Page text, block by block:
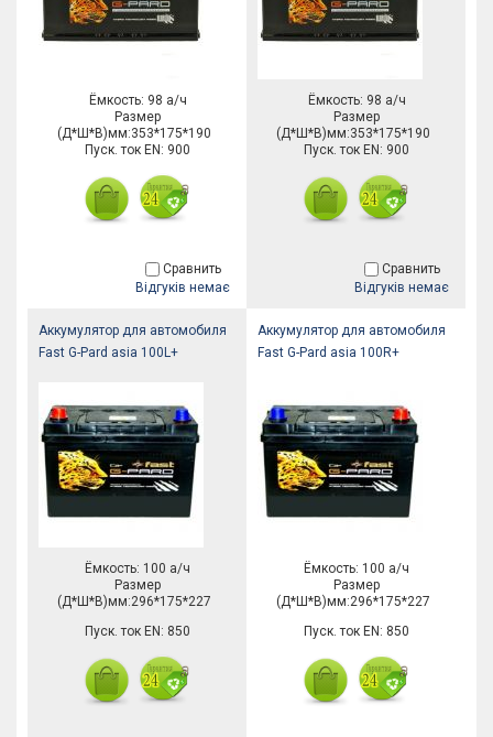
Ёмкость: 98 а/ч
Размер
(Д*Ш*В)мм:353*175*190
Пуск. ток EN: 900
Сравнить
Відгуків немає
Ёмкость: 98 а/ч
Размер
(Д*Ш*В)мм:353*175*190
Пуск. ток EN: 900
Сравнить
Відгуків немає
Аккумулятор для автомобиля
Fast G-Pard asia 100L+
Ёмкость: 100 а/ч
Размер
(Д*Ш*В)мм:296*175*227
Пуск. ток EN: 850
Аккумулятор для автомобиля
Fast G-Pard asia 100R+
Ёмкость: 100 а/ч
Размер
(Д*Ш*В)мм:296*175*227
Пуск. ток EN: 850